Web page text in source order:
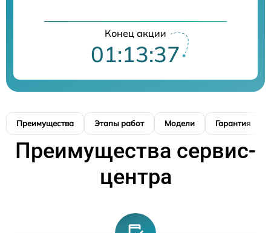
Конец акции
01:13:36
Преимущества Этапы работ Модели Гарантия
Преимущества сервис-
центра